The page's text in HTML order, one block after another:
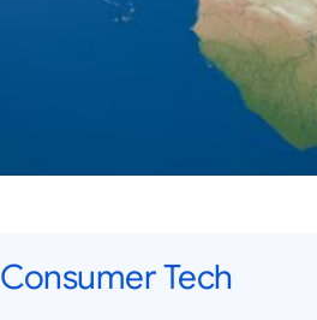
Consumer Tech